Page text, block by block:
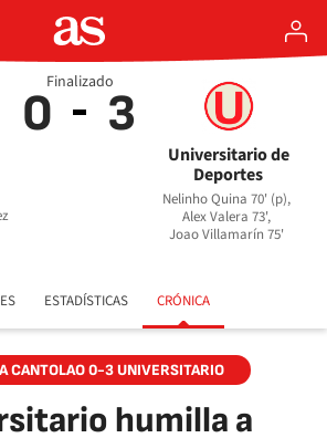
0
Universitario de
Deportes
3
Nelinho Quina 70' (p),
Alex Valera 73',
Joao Villamarín 75'
Finalizado
ESTADÍSTICAS CRÓNICA
CANTOLAO 0-3 UNIVERSITARIO
humilla a